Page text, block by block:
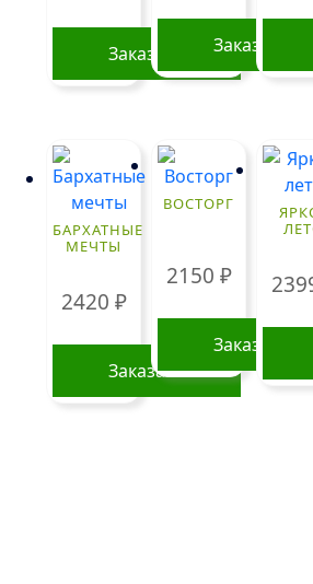
Заказать Заказать
БАРХАТНЫЕ
МЕЧТЫ
2420 ₽
Заказать
ВОСТОРГ
2150 ₽
Заказать